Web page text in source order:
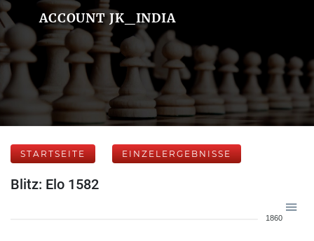
ACCOUNT JK_INDIA
STARTSEITE EINZELERGEBNISSE
Blitz: Elo 1582
1860